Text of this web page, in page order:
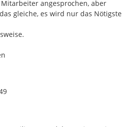
angesprochen, aber
gleiche, es wird nur das Nötigste